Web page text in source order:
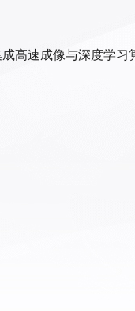
高速成像与深度学